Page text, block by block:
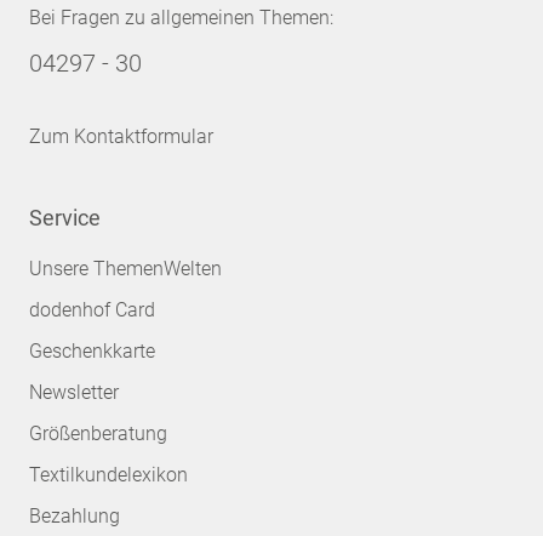
Bei Fragen zu allgemeinen Themen:
04297 - 30
Zum Kontaktformular
Service
Unsere ThemenWelten
dodenhof Card
Geschenkkarte
Newsletter
Größenberatung
Textilkundelexikon
Bezahlung